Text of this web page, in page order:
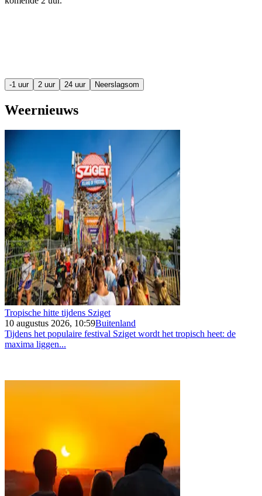
-1 uur 2 uur 24 uur Neerslagsom
Weernieuws
Tropische hitte tijdens Sziget
10 augustus 2026, 10:59Buitenland
Tijdens het populaire festival Sziget wordt het tropisch heet: de
maxima liggen...